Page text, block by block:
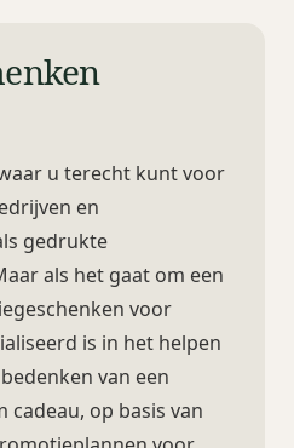
u terecht kunt voor
en
gedrukte
als het gaat om een
voor
is in het helpen
van een
cadeau, op basis van